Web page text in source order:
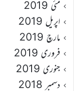
مئی 2019
اپریل 2019
مارچ 2019
فروری 2019
جنوری 2019
دسمبر 2018